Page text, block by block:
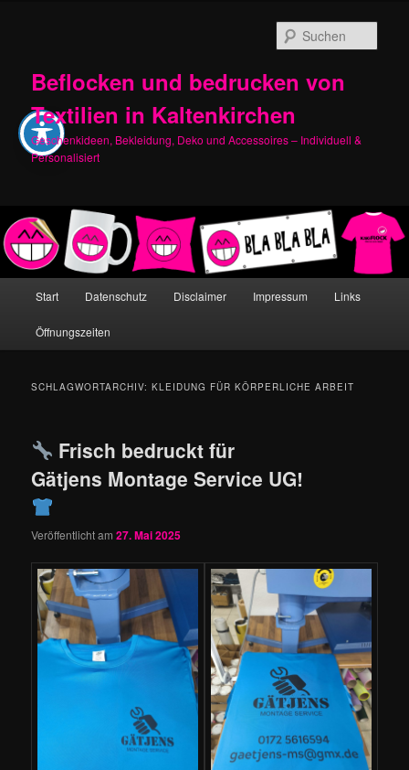
Beflocken und bedrucken von
Textilien in Kaltenkirchen
Geschenkideen, Bekleidung, Deko und Accessoires – Individuell &
Personalisiert
Start Datenschutz Disclaimer Impressum Links
Öffnungszeiten
SCHLAGWORTARCHIV:KLEIDUNG FÜR KÖRPERLICHE ARBEIT
Frisch bedruckt für
Gätjens Montage Service UG!
Veröffentlicht am27. Mai 2025